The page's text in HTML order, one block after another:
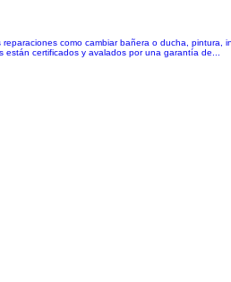
como cambiar bañera o ducha, pintura,
certificados y avalados por una garantía de...